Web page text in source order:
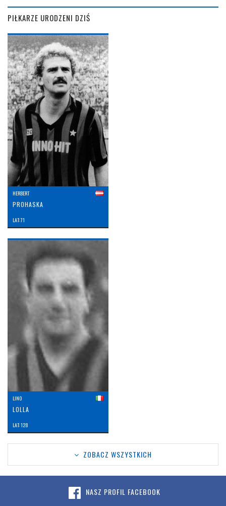
PIŁKARZE URODZENI DZIŚ
HERBERT
PROHASKA
LAT: 71
LINO
LOLLA
LAT: 128
ZOBACZ WSZYSTKICH
NASZ PROFIL FACEBOOK